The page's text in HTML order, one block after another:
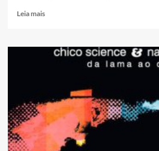
Leia maisRead
População
pede
desmatamento
no
Parque
Equitativa